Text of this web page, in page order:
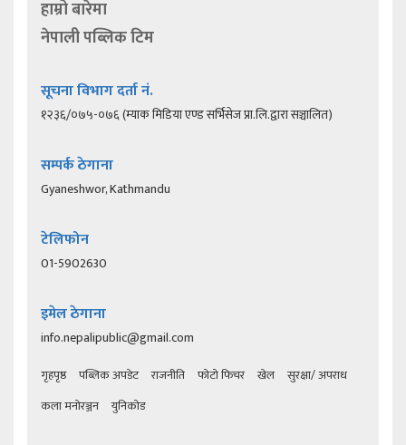
हाम्रो बारेमा
नेपाली पब्लिक टिम
सूचना विभाग दर्ता नं.
१२३६/०७५-०७६ (म्याक मिडिया एण्ड सर्भिसेज प्रा.लि.द्वारा सञ्चालित)
सम्पर्क ठेगाना
Gyaneshwor, Kathmandu
टेलिफोन
01-5902630
इमेल ठेगाना
info.nepalipublic@gmail.com
गृहपृष्ठ पब्लिक अपडेट राजनीति फोटो फिचर खेल
सुरक्षा/ अपराध
कला मनोरञ्जन
युनिकोड